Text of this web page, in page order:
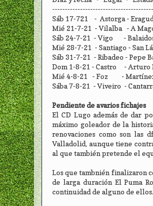
Sáb 17-721 - Astorga -
Mié 21-7-21 - Vilalba - A
Sáb 24-7-21 - Vigo -
Mié 28-7-21 - Santiago - San
Sáb 31-7-21 - Ribadeo - Pepe
Dom 1-8-21 - Castro - Arturo
Mié 4-8-21 - Foz - Martínex
Sába 7-8-21 - Viveiro -
Pendiente de avarios fichajes
El CD Lugo además de dar
máximo goleador de la
renovaciones como son las
Valladolid, aunque tiene
al que también pretende el
Los que tambnién finalizaron
de larga duración El Puma
continuidad de alguno de ellos.